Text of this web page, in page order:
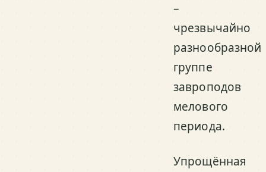
–
чрезвычайно
разнообразной
группе
завроподов
мелового
периода.
Упрощённая